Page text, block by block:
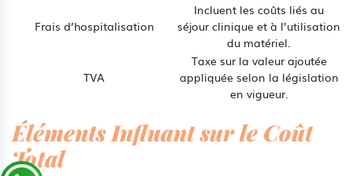
Frais d’hospitalisation
Incluent les coûts liés au
séjour clinique et à l’utilisation
du matériel.
TVA
Taxe sur la valeur ajoutée
appliquée selon la législation
en vigueur.
Éléments Influant sur le Coût
Total